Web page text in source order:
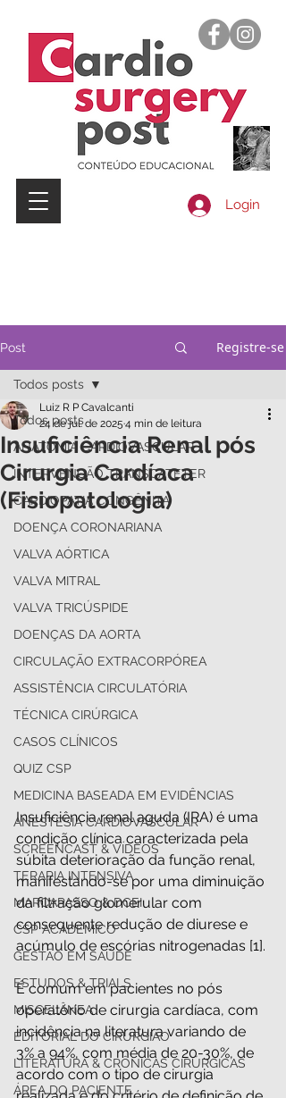
Login
Post Registre-se
Todos posts
ANATOMIA CARDIOVASCULAR
INTERVENÇÃO TRANSCATETER
CARDIOPATIA CONGÊNITA
DOENÇA CORONARIANA
VALVA AÓRTICA
VALVA MITRAL
VALVA TRICÚSPIDE
DOENÇAS DA AORTA
CIRCULAÇÃO EXTRACORPÓREA
ASSISTÊNCIA CIRCULATÓRIA
TÉCNICA CIRÚRGICA
CASOS CLÍNICOS
QUIZ CSP
MEDICINA BASEADA EM EVIDÊNCIAS
ANESTESIA CARDIOVASCULAR
SCREENCAST & VÍDEOS
TERAPIA INTENSIVA
MARCAPASSO & DCEI
CSP ACADÊMICO
GESTÃO EM SAÚDE
ESTUDOS & TRIALS
MISCELÂNEA
EDITORIAL DO CIRURGIÃO
LITERATURA & CRÔNICAS CIRÚRGICAS
ÁREA DO PACIENTE
Todos posts
Insuficiência Renal pós
Cirurgia Cardíaca
(Fisiopatologia)
Luiz R P Cavalcanti
24 de jul. de 2025 4 min de leitura
Insuficiência renal aguda (IRA) é uma
condição clínica caracterizada pela
súbita deterioração da função renal,
manifestando-se por uma diminuição
da filtração glomerular com
consequente redução de diurese e
acúmulo de escórias nitrogenadas [1].
É comum em pacientes no pós
operatório de cirurgia cardíaca, com
incidência na literatura variando de
3% a 94%, com média de 20-30%, de
acordo com o tipo de cirurgia